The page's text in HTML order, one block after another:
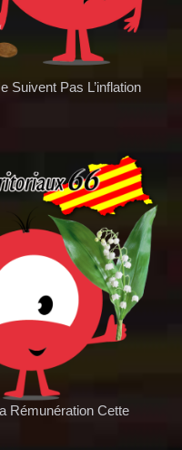
Suivent Pas L’inflation
Rémunération Cette